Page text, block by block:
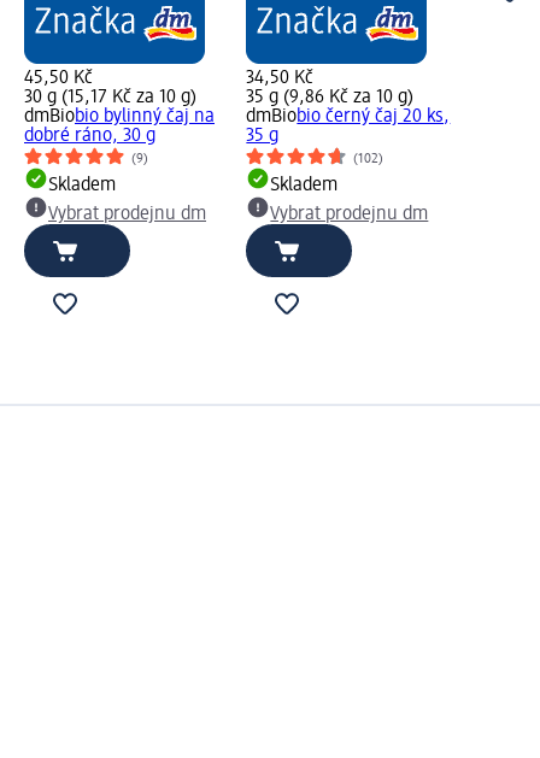
45,50 Kč
30 g (15,17 Kč za 10 g)
dmBiobio bylinný čaj na
dobré ráno, 30 g
(9)
Skladem
Vybrat prodejnu dm
34,50 Kč
35 g (9,86 Kč za 10 g)
dmBiobio černý čaj 20 ks,
35 g
(102)
Skladem
Vybrat prodejnu dm